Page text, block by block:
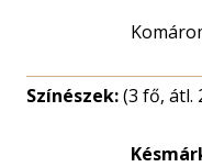
Színészek:(3 fő, átl.